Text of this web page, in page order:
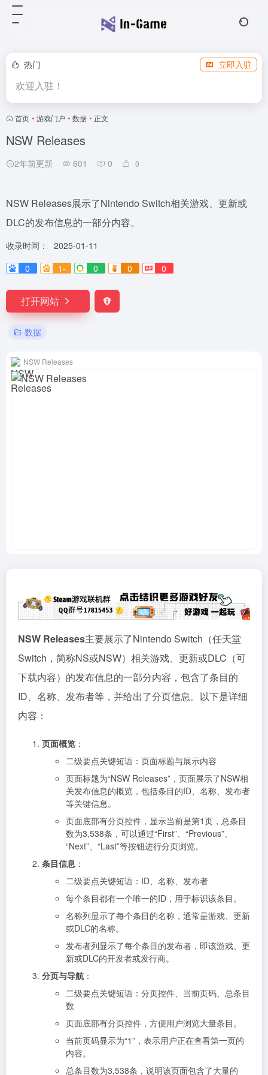
热门 立即入驻
欢迎入驻！
首页 • 游戏门户 • 数据 • 正文
NSW Releases
2年前更新 601 0 0
NSW Releases展示了Nintendo Switch相关游戏、更新或
DLC的发布信息的一部分内容。
收录时间：
2025-01-11
0
1- 0 0 0
打开网站
数据
NSW Releases
NSW Releases主要展示了Nintendo Switch（任天堂
Switch，简称NS或NSW）相关游戏、更新或DLC（可
下载内容）的发布信息的一部分内容，包含了条目的
ID、名称、发布者等，并给出了分页信息。以下是详细
内容：
页面概览 ：
二级要点关键短语：页面标题与展示内容
页面标题为“NSW Releases”，页面展示了NSW相
关发布信息的概览，包括条目的ID、名称、发布者
等关键信息。
页面底部有分页控件，显示当前是第1页，总条目
数为3,538条，可以通过“First”、“Previous”、
“Next”、“Last”等按钮进行分页浏览。
条目信息 ：
二级要点关键短语：ID、名称、发布者
每个条目都有一个唯一的ID，用于标识该条目。
名称列显示了每个条目的名称，通常是游戏、更新
或DLC的名称。
发布者列显示了每个条目的发布者，即该游戏、更
新或DLC的开发者或发行商。
分页与导航 ：
二级要点关键短语：分页控件、当前页码、总条目
数
页面底部有分页控件，方便用户浏览大量条目。
当前页码显示为“1”，表示用户正在查看第一页的
内容。
总条目数为3,538条，说明该页面包含了大量的